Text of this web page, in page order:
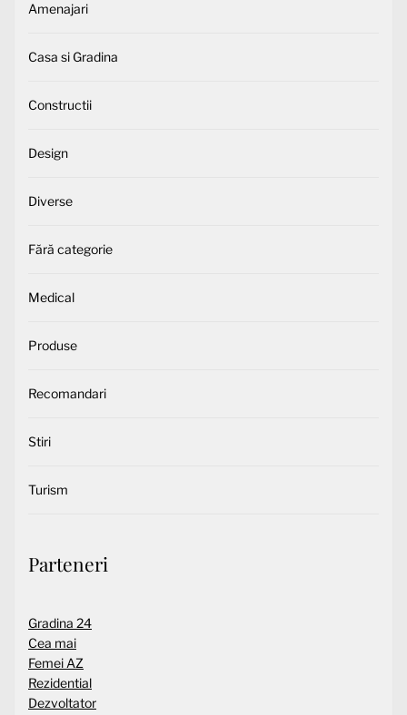
Amenajari
Casa si Gradina
Constructii
Design
Diverse
Fără categorie
Medical
Produse
Recomandari
Stiri
Turism
Parteneri
Gradina 24
Cea mai
Femei AZ
Rezidential
Dezvoltator